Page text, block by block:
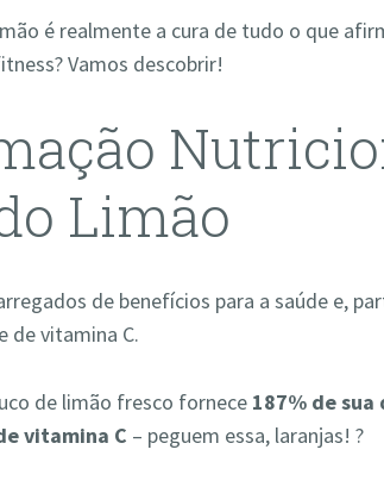
é realmente a cura de tudo o que
Vamos descobrir!
Limão
de benefícios para a saúde e,
de vitamina C.
de limão fresco fornece 187% de sua
vitamina C – peguem essa, laranjas! ?